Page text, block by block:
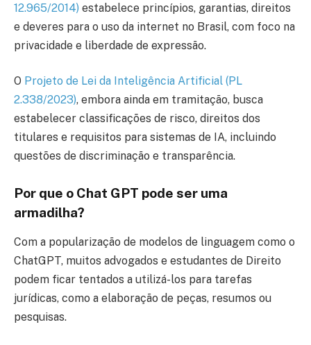
12.965/2014) estabelece princípios, garantias, direitos
e deveres para o uso da internet no Brasil, com foco na
privacidade e liberdade de expressão.
O Projeto de Lei da Inteligência Artificial (PL
2.338/2023), embora ainda em tramitação, busca
estabelecer classificações de risco, direitos dos
titulares e requisitos para sistemas de IA, incluindo
questões de discriminação e transparência.
Por que o Chat GPT pode ser uma
armadilha?
Com a popularização de modelos de linguagem como o
ChatGPT, muitos advogados e estudantes de Direito
podem ficar tentados a utilizá-los para tarefas
jurídicas, como a elaboração de peças, resumos ou
pesquisas.